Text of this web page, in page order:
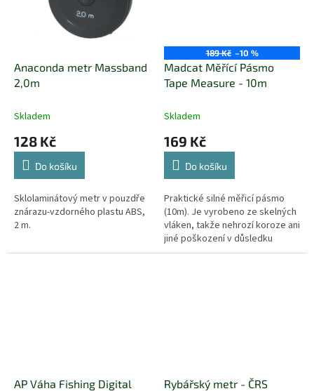
Anaconda metr Massband
2,0m
Skladem
128 Kč
Do košíku
Sklolaminátový metr v pouzdře
znárazu-vzdorného plastu ABS,
2 m.
189 Kč –10 %
Madcat Měřící Pásmo
Tape Measure - 10m
Skladem
169 Kč
Do košíku
Praktické silné měřicí pásmo
(10m). Je vyrobeno ze skelných
vláken, takže nehrozí koroze ani
jiné poškození v důsledku
působení vody nebo rybího
AP Váha Fishing Digital
Rybářský metr - ČRS